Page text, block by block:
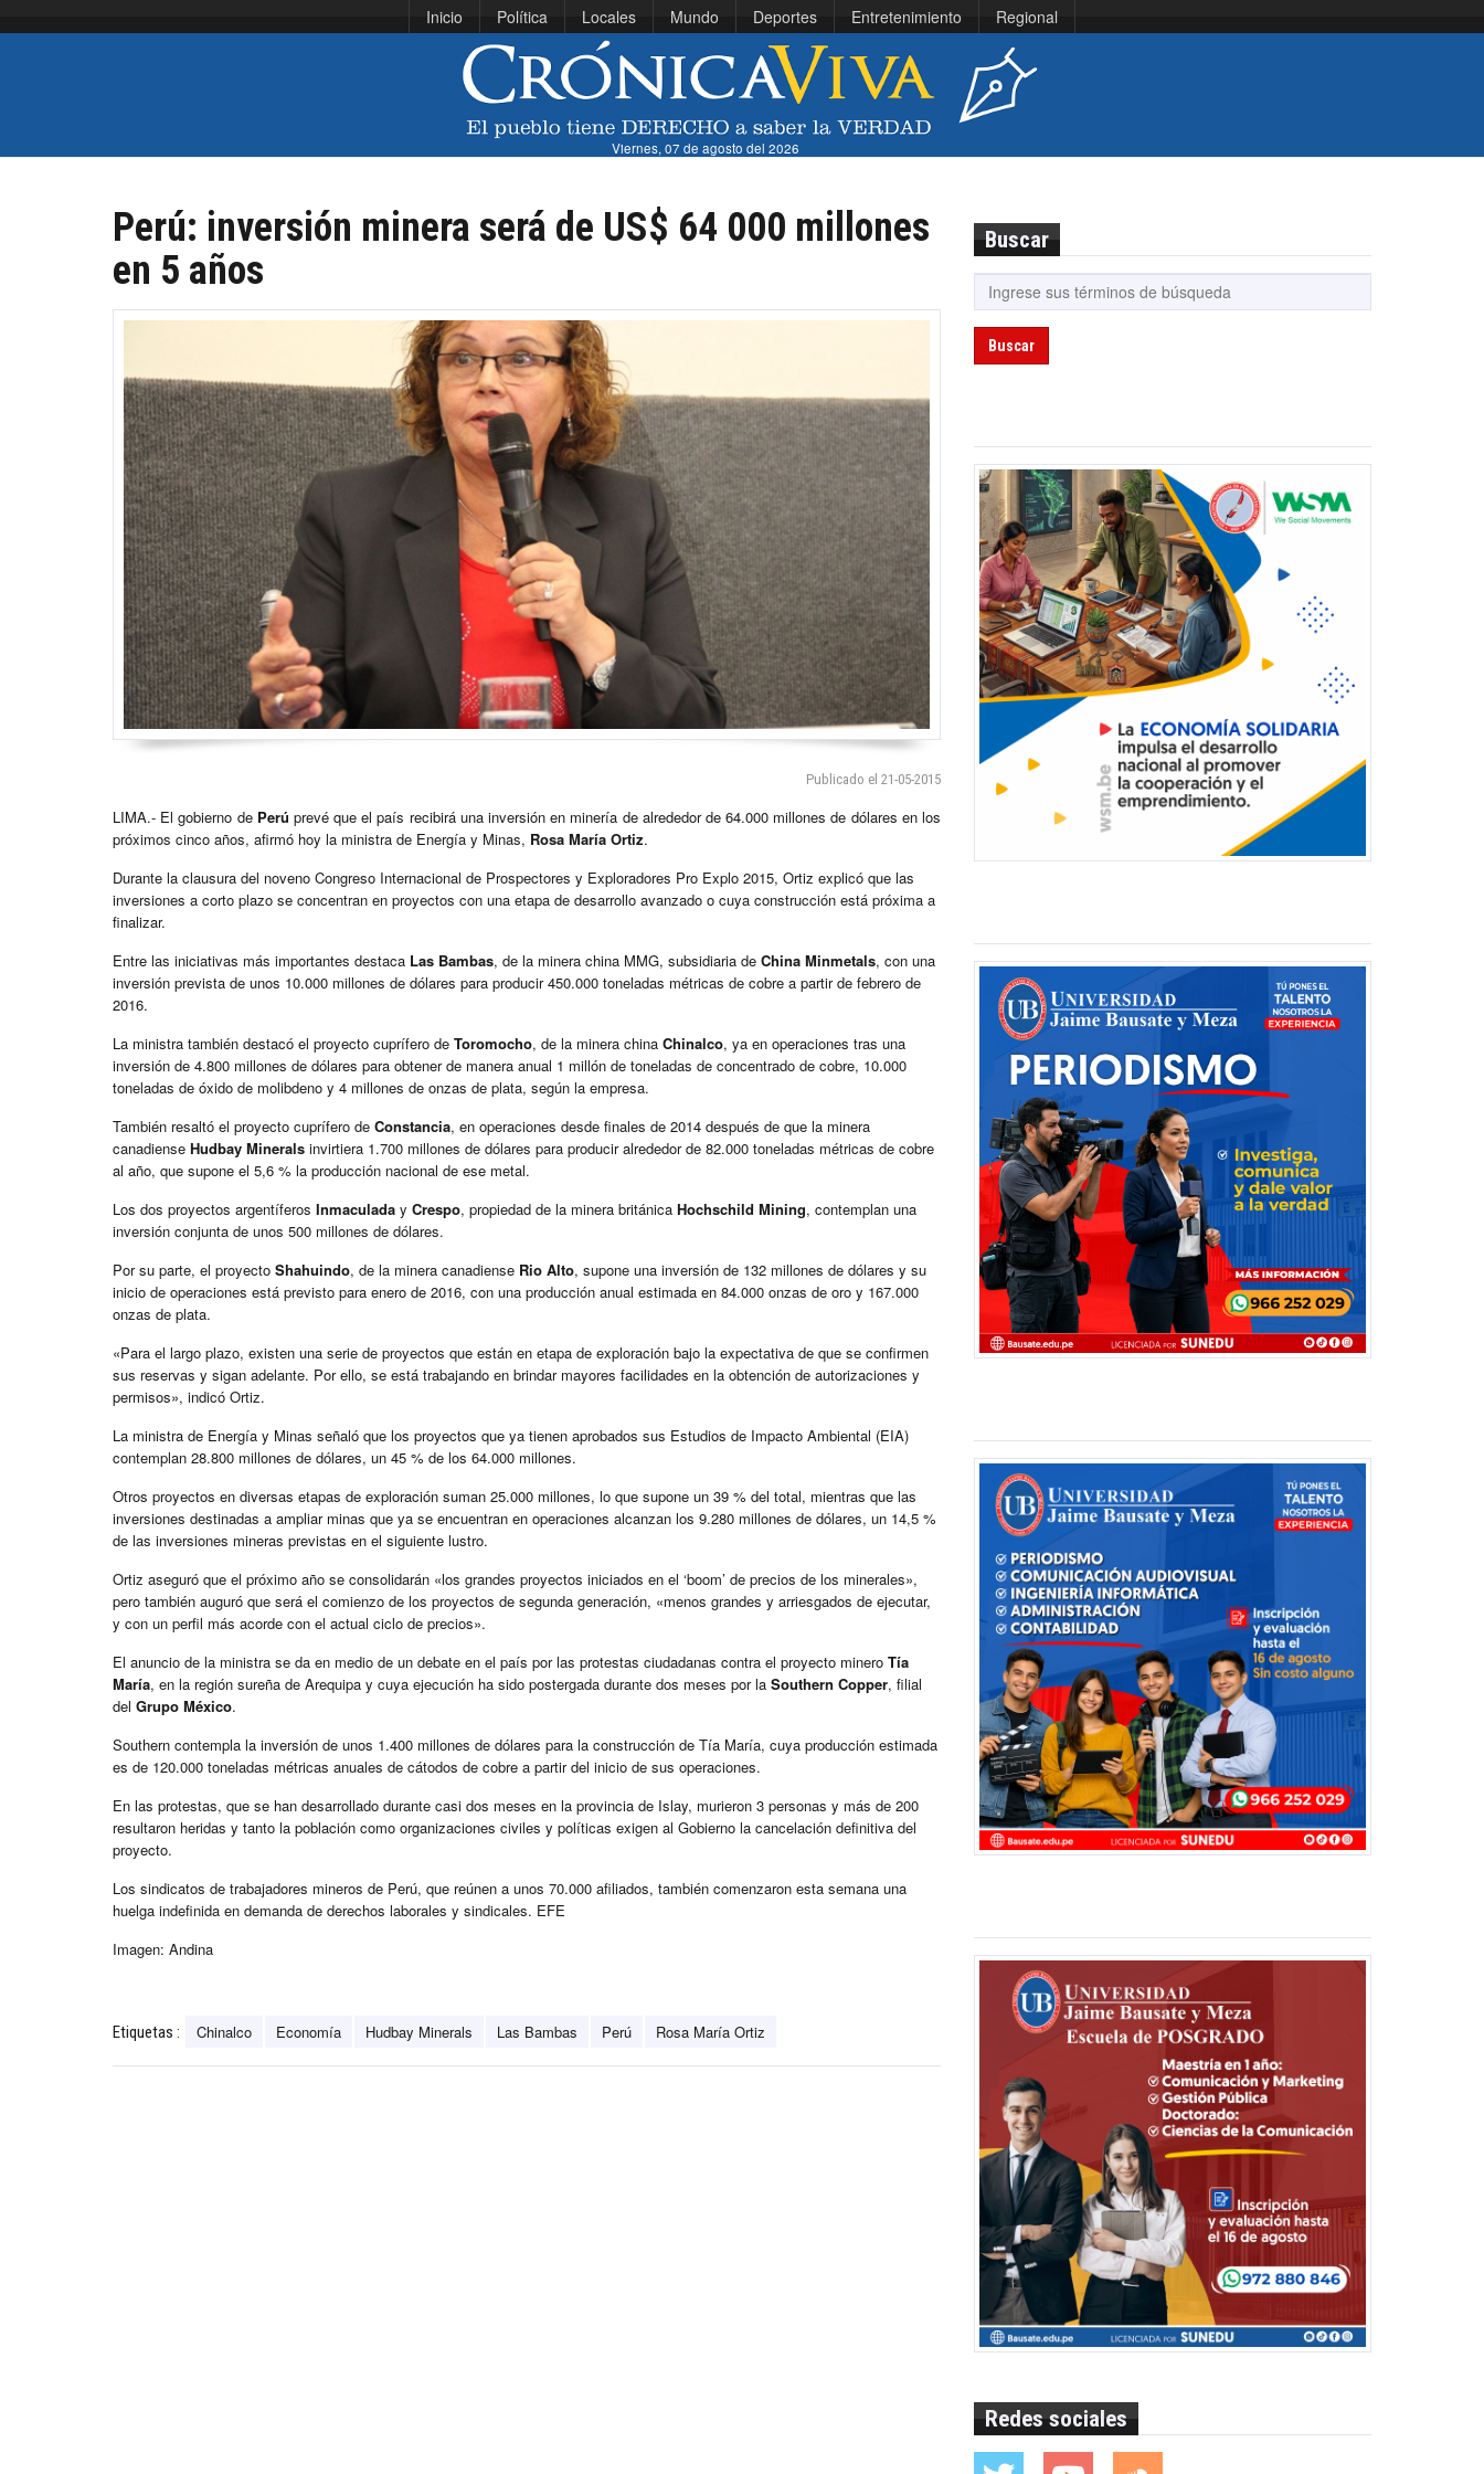
Inicio Política Locales Mundo Deportes Entretenimiento Regional
Viernes, 07 de agosto del 2026
Perú: inversión minera será de US$ 64 000 millones
en 5 años
Publicado el 21-05-2015
LIMA.- El gobierno de Perú prevé que el país recibirá una inversión en minería de alrededor de 64.000 millones de dólares en los
próximos cinco años, afirmó hoy la ministra de Energía y Minas, Rosa María Ortiz.
Durante la clausura del noveno Congreso Internacional de Prospectores y Exploradores Pro Explo 2015, Ortiz explicó que las
inversiones a corto plazo se concentran en proyectos con una etapa de desarrollo avanzado o cuya construcción está próxima a
finalizar.
Entre las iniciativas más importantes destaca Las Bambas, de la minera china MMG, subsidiaria de China Minmetals, con una
inversión prevista de unos 10.000 millones de dólares para producir 450.000 toneladas métricas de cobre a partir de febrero de
2016.
La ministra también destacó el proyecto cuprífero de Toromocho, de la minera china Chinalco, ya en operaciones tras una
inversión de 4.800 millones de dólares para obtener de manera anual 1 millón de toneladas de concentrado de cobre, 10.000
toneladas de óxido de molibdeno y 4 millones de onzas de plata, según la empresa.
También resaltó el proyecto cuprífero de Constancia, en operaciones desde finales de 2014 después de que la minera
canadiense Hudbay Minerals invirtiera 1.700 millones de dólares para producir alrededor de 82.000 toneladas métricas de cobre
al año, que supone el 5,6 % la producción nacional de ese metal.
Los dos proyectos argentíferos Inmaculada y Crespo, propiedad de la minera británica Hochschild Mining, contemplan una
inversión conjunta de unos 500 millones de dólares.
Por su parte, el proyecto Shahuindo, de la minera canadiense Rio Alto, supone una inversión de 132 millones de dólares y su
inicio de operaciones está previsto para enero de 2016, con una producción anual estimada en 84.000 onzas de oro y 167.000
onzas de plata.
«Para el largo plazo, existen una serie de proyectos que están en etapa de exploración bajo la expectativa de que se confirmen
sus reservas y sigan adelante. Por ello, se está trabajando en brindar mayores facilidades en la obtención de autorizaciones y
permisos», indicó Ortiz.
La ministra de Energía y Minas señaló que los proyectos que ya tienen aprobados sus Estudios de Impacto Ambiental (EIA)
contemplan 28.800 millones de dólares, un 45 % de los 64.000 millones.
Otros proyectos en diversas etapas de exploración suman 25.000 millones, lo que supone un 39 % del total, mientras que las
inversiones destinadas a ampliar minas que ya se encuentran en operaciones alcanzan los 9.280 millones de dólares, un 14,5 %
de las inversiones mineras previstas en el siguiente lustro.
Ortiz aseguró que el próximo año se consolidarán «los grandes proyectos iniciados en el ‘boom’ de precios de los minerales»,
pero también auguró que será el comienzo de los proyectos de segunda generación, «menos grandes y arriesgados de ejecutar,
y con un perfil más acorde con el actual ciclo de precios».
El anuncio de la ministra se da en medio de un debate en el país por las protestas ciudadanas contra el proyecto minero Tía
María, en la región sureña de Arequipa y cuya ejecución ha sido postergada durante dos meses por la Southern Copper, filial
del Grupo México.
Southern contempla la inversión de unos 1.400 millones de dólares para la construcción de Tía María, cuya producción estimada
es de 120.000 toneladas métricas anuales de cátodos de cobre a partir del inicio de sus operaciones.
En las protestas, que se han desarrollado durante casi dos meses en la provincia de Islay, murieron 3 personas y más de 200
resultaron heridas y tanto la población como organizaciones civiles y políticas exigen al Gobierno la cancelación definitiva del
proyecto.
Los sindicatos de trabajadores mineros de Perú, que reúnen a unos 70.000 afiliados, también comenzaron esta semana una
huelga indefinida en demanda de derechos laborales y sindicales. EFE
Imagen: Andina
Etiquetas : Chinalco Economía Hudbay Minerals Las Bambas Perú Rosa María Ortiz
Buscar
Buscar
Redes sociales